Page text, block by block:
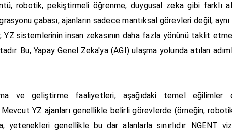
robotik, pekiştirmeli öğrenme, duygusal zeka gibi farklı
çabası, ajanların sadece mantıksal görevleri değil, aynı
sistemlerinin insan zekasının daha fazla yönünü taklit
Bu, Yapay Genel Zeka'ya (AGI) ulaşma yolunda atılan
ve geliştirme faaliyetleri, aşağıdaki temel eğilimler
YZ ajanları genellikle belirli görevlerde (örneğin,
genellikle bu dar alanlarla sınırlıdır. NGENT